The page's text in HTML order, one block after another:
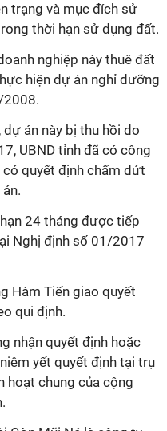
trạng và mục đích sử
thời hạn sử dụng đất.
nghiệp này thuê đất
hiện dự án nghỉ dưỡng
2008.
dự án này bị thu hồi do
UBND tỉnh đã có công
có quyết định chấm dứt
24 tháng được tiếp
Nghị định số 01/2017
Hàm Tiến giao quyết
qui định.
nhận quyết định hoặc
yết quyết định tại trụ
hoạt chung của cộng